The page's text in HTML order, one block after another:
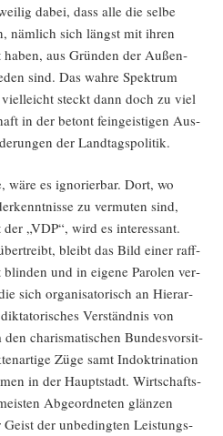
dabei, dass alle die sel­be
näm­lich sich längst mit ihren
haben, aus Grün­den der Außen­
sind. Das wah­re Spek­trum
steckt dann doch zu viel
in der betont fein­geis­ti­gen Aus­
der Landtagspolitik.
wäre es igno­rier­bar. Dort, wo
zu ver­mu­ten sind,
„VDP“, wird es inter­es­sant.
bleibt das Bild einer raff­
und in eige­ne Paro­len ver­
sich orga­ni­sa­to­risch an Hier­ar­
Ver­ständ­nis von
cha­ris­ma­ti­schen Bun­des­vor­sit­
Züge samt Indok­tri­na­ti­on
in der Haupt­stadt. Wirt­schafts­
Abge­ord­ne­ten glän­zen
der unbe­ding­ten Leis­tungs­